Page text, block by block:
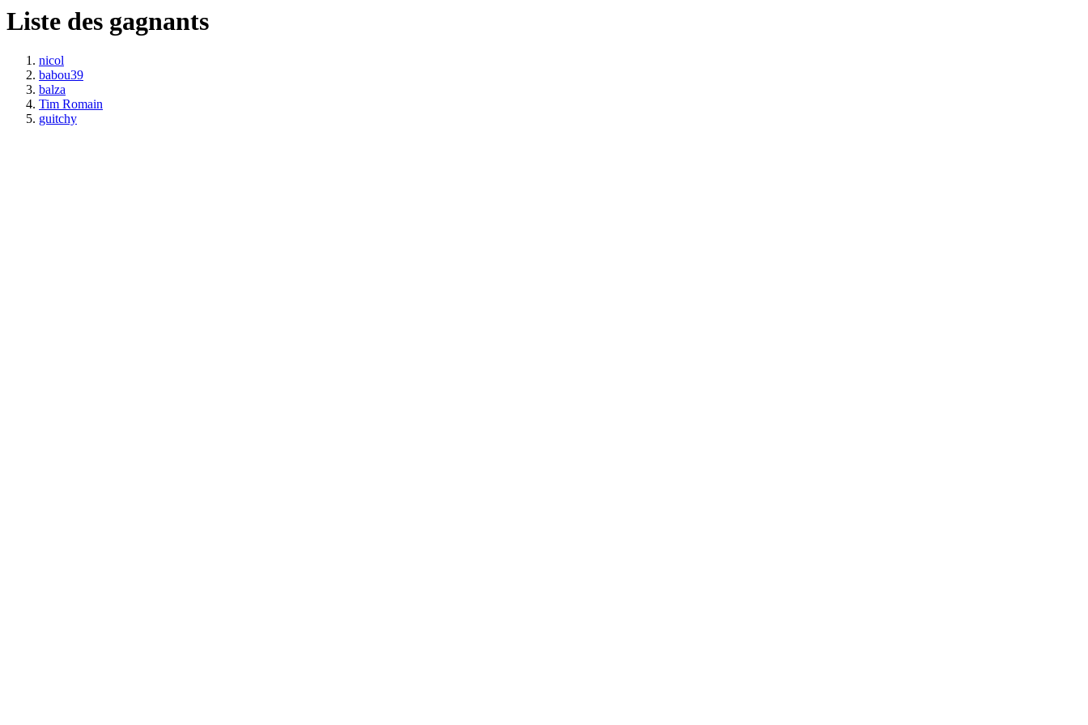
Liste des gagnants
nicol
babou39
balza
Tim Romain
guitchy